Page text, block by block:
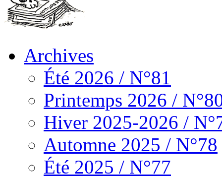
Archives
Été 2026 / N°81
Printemps 2026 /
Hiver 2025-2026 /
Automne 2025 / N°78
Été 2025 / N°77